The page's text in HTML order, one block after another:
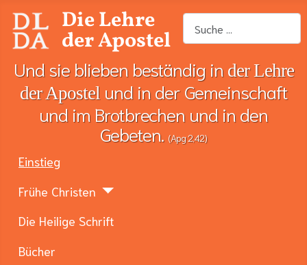
Die Lehre
der Apostel
Suchen
Und sie blieben beständig in der Lehre
der Apostel und in der Gemeinschaft
und im Brotbrechen und in den
Gebeten.
(Apg 2,42)
Einstieg
Frühe Christen
Die Heilige Schrift
Bücher